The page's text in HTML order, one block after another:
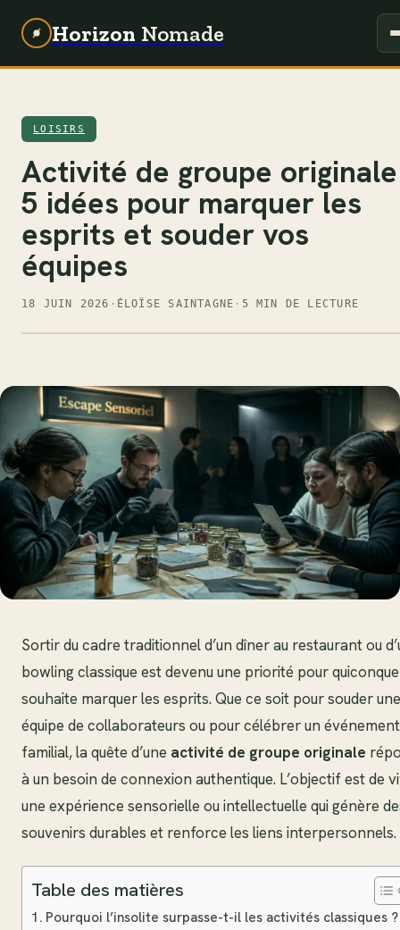
Horizon Nomade
LOISIRS
Activité de groupe
5 idées pour marquer les
esprits et souder vos
équipes
18 JUIN 2026 · ÉLOÏSE SAINTAGNE · 5 MIN DE LECTURE
Sortir du cadre traditionnel d’un dîner au restaurant ou
bowling classique est devenu une priorité pour quiconque
souhaite marquer les esprits. Que ce soit pour souder une
équipe de collaborateurs ou pour célébrer un événement
familial, la quête d’une activité de groupe originale
à un besoin de connexion authentique. L’objectif est de
une expérience sensorielle ou intellectuelle qui génère
souvenirs durables et renforce les liens interpersonnels.
Table des matières
Pourquoi l’insolite surpasse-t-il les activités classiques ?